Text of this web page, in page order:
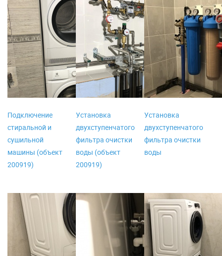
Подключение
стиральной и
сушильной
машины (объект
200919)
Установка
двухступенчатого
фильтра очистки
воды (объект
200919)
Установка
двухступенчатого
фильтра очистки
воды